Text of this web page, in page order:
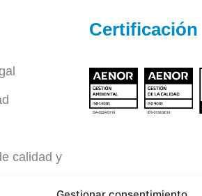
calidad y
Certificación